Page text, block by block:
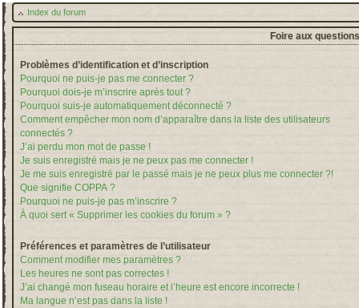
Index du forum
Foire aux
Problèmes d’identification et d’inscription
Pourquoi ne puis-je pas me connecter ?
Pourquoi dois-je m’inscrire après tout ?
Pourquoi suis-je automatiquement déconnecté ?
Comment empêcher mon nom d’apparaître dans la liste des utilisateurs
connectés ?
J’ai perdu mon mot de passe !
Je suis enregistré mais je ne peux pas me connecter !
Je me suis enregistré par le passé mais je ne peux plus me connecter ?!
Que signifie COPPA ?
Pourquoi ne puis-je pas m’inscrire ?
À quoi sert « Supprimer les cookies du forum » ?
Préférences et paramètres de l’utilisateur
Comment modifier mes paramètres ?
Les heures ne sont pas correctes !
J’ai changé mon fuseau horaire et l’heure est encore incorrecte !
Ma langue n’est pas dans la liste !